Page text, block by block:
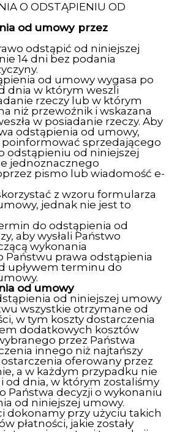
O ODSTĄPIENIU OD
od umowy przez
odstąpić od niniejszej
14 dni bez podania
od umowy wygasa po
dnia w którym weszli
rzeczy lub w którym
niż przewoźnik i wskazana
w posiadanie rzeczy. Aby
odstąpienia od umowy,
sprzedającego
odstąpieniu od niniejszej
jednoznacznego
pismo lub wiadomość e-
z wzoru formularza
jednak nie jest to
do odstąpienia od
aby wysłali Państwo
wykonania
Państwu prawa odstąpienia
upływem terminu do
od umowy
od niniejszej umowy
wszystkie otrzymane od
w tym koszty dostarczenia
dodatkowych kosztów
przez Państwa
innego niż najtańszy
oferowany przez
a w każdym przypadku nie
od dnia, w którym zostaliśmy
Państwa decyzji o wykonaniu
od niniejszej umowy.
dokonamy przy użyciu takich
płatności, jakie zostały